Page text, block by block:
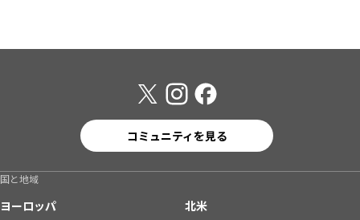
コミュニティを見る
国と地域
ヨーロッパ
北米